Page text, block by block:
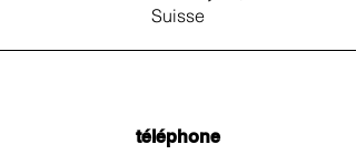
Suisse
téléphone